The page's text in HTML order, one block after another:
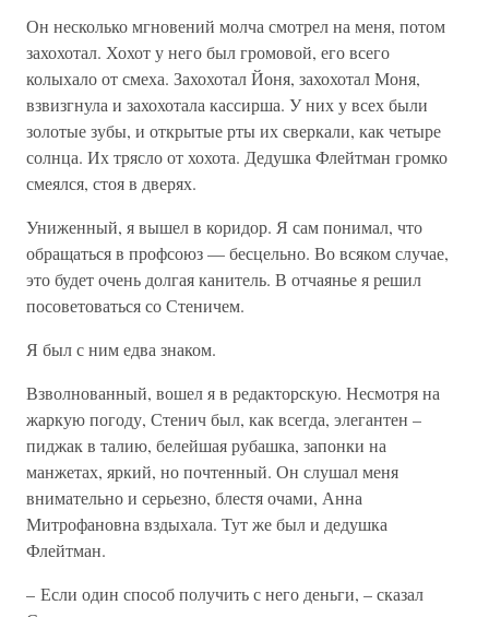
Он несколько мгновений молча смотрел на меня, потом
захохотал. Хохот у него был громовой, его всего
колыхало от смеха. Захохотал Йоня, захохотал Моня,
взвизгнула и захохотала кассирша. У них у всех были
золотые зубы, и открытые рты их сверкали, как четыре
солнца. Их трясло от хохота. Дедушка Флейтман громко
смеялся, стоя в дверях.
Униженный, я вышел в коридор. Я сам понимал, что
обращаться в профсоюз — бесцельно. Во всяком случае,
это будет очень долгая канитель. В отчаянье я решил
посоветоваться со Стеничем.
Я был с ним едва знаком.
Взволнованный, вошел я в редакторскую. Несмотря на
жаркую погоду, Стенич был, как всегда, элегантен –
пиджак в талию, белейшая рубашка, запонки на
манжетах, яркий, но почтенный. Он слушал меня
внимательно и серьезно, блестя очами, Анна
Митрофановна вздыхала. Тут же был и дедушка
Флейтман.
– Если один способ получить с него деньги, – сказал